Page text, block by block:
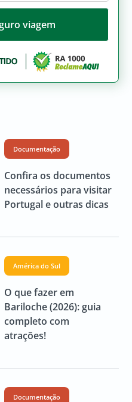
viagem
Documentação
Confira os documentos
necessários para visitar
Portugal e outras dicas
América do Sul
O que fazer em
Bariloche (2026): guia
completo com
atrações!
Documentação